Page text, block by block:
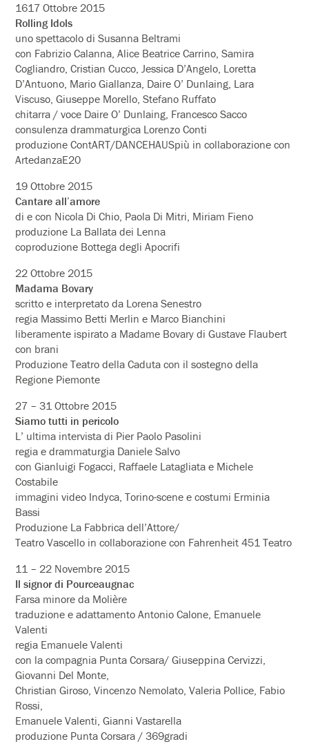
1617 Ottobre 2015
Rolling Idols
uno spettacolo di Susanna Beltrami
con Fabrizio Calanna, Alice Beatrice Carrino, Samira
Cogliandro, Cristian Cucco, Jessica D’Angelo, Loretta
D’Antuono, Mario Giallanza, Daire O’ Dunlaing, Lara
Viscuso, Giuseppe Morello, Stefano Ruffato
chitarra / voce Daire O’ Dunlaing, Francesco Sacco
consulenza drammaturgica Lorenzo Conti
produzione ContART/DANCEHAUSpiù in collaborazione con
ArtedanzaE20
19 Ottobre 2015
Cantare all’amore
di e con Nicola Di Chio, Paola Di Mitri, Miriam Fieno
produzione La Ballata dei Lenna
coproduzione Bottega degli Apocrifi
22 Ottobre 2015
Madama Bovary
scritto e interpretato da Lorena Senestro
regia Massimo Betti Merlin e Marco Bianchini
liberamente ispirato a Madame Bovary di Gustave Flaubert
con brani
Produzione Teatro della Caduta con il sostegno della
Regione Piemonte
27 – 31 Ottobre 2015
Siamo tutti in pericolo
L’ ultima intervista di Pier Paolo Pasolini
regia e drammaturgia Daniele Salvo
con Gianluigi Fogacci, Raffaele Latagliata e Michele
Costabile
immagini video Indyca, Torino-scene e costumi Erminia
Bassi
Produzione La Fabbrica dell’Attore/
Teatro Vascello in collaborazione con Fahrenheit 451 Teatro
11 – 22 Novembre 2015
Il signor di Pourceaugnac
Farsa minore da Molière
traduzione e adattamento Antonio Calone, Emanuele
Valenti
regia Emanuele Valenti
con la compagnia Punta Corsara/ Giuseppina Cervizzi,
Giovanni Del Monte,
Christian Giroso, Vincenzo Nemolato, Valeria Pollice, Fabio
Rossi,
Emanuele Valenti, Gianni Vastarella
produzione Punta Corsara / 369gradi